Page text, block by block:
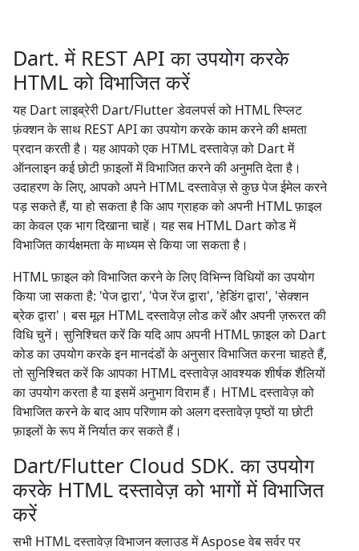
Dart. में REST API का उपयोग करके
HTML को विभाजित करें
यह Dart लाइब्रेरी Dart/Flutter डेवलपर्स को HTML स्प्लिट
फ़ंक्शन के साथ REST API का उपयोग करके काम करने की क्षमता
प्रदान करती है। यह आपको एक HTML दस्तावेज़ को Dart में
ऑनलाइन कई छोटी फ़ाइलों में विभाजित करने की अनुमति देता है।
उदाहरण के लिए, आपको अपने HTML दस्तावेज़ से कुछ पेज ईमेल करने
पड़ सकते हैं, या हो सकता है कि आप ग्राहक को अपनी HTML फ़ाइल
का केवल एक भाग दिखाना चाहें। यह सब HTML Dart कोड में
विभाजित कार्यक्षमता के माध्यम से किया जा सकता है।
HTML फ़ाइल को विभाजित करने के लिए विभिन्न विधियों का उपयोग
किया जा सकता है: 'पेज द्वारा', 'पेज रेंज द्वारा', 'हेडिंग द्वारा', 'सेक्शन
ब्रेक द्वारा'। बस मूल HTML दस्तावेज़ लोड करें और अपनी ज़रूरत की
विधि चुनें। सुनिश्चित करें कि यदि आप अपनी HTML फ़ाइल को Dart
कोड का उपयोग करके इन मानदंडों के अनुसार विभाजित करना चाहते हैं,
तो सुनिश्चित करें कि आपका HTML दस्तावेज़ आवश्यक शीर्षक शैलियों
का उपयोग करता है या इसमें अनुभाग विराम हैं। HTML दस्तावेज़ को
विभाजित करने के बाद आप परिणाम को अलग दस्तावेज़ पृष्ठों या छोटी
फ़ाइलों के रूप में निर्यात कर सकते हैं।
Dart/Flutter Cloud SDK. का उपयोग
करके HTML दस्तावेज़ को भागों में विभाजित
करें
सभी HTML दस्तावेज़ विभाजन क्लाउड में Aspose वेब सर्वर पर